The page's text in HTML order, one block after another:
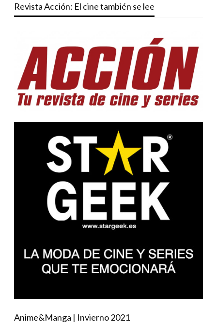
Revista Acción: El cine también se lee
Anime&Manga | Invierno 2021